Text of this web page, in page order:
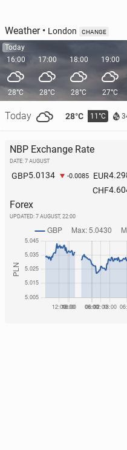
Weather• London CHANGE
Today
16:00
28°C
Today 28°C 11°C
17:00
28°C
18:00
28°C
19:00
27°C
NBP Exchange Rate
DATE: 7 AUGUST
GBP5.0134 -0.0085 EUR
CHF
Forex
UPDATED: 7 AUGUST, 22:00